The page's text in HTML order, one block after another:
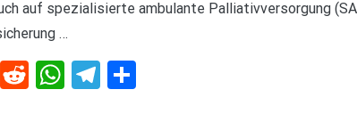
auf spezialisierte ambulante Palliativversorgung
…
Twitter
RedditWhatsApp
Telegram